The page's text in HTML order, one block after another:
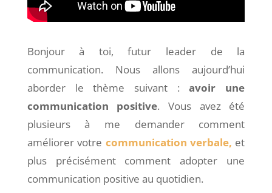
Bonjour à toi, futur leader de la
communication. Nous allons aujourd’hui
aborder le thème suivant : avoir une
communication positive. Vous avez été
plusieurs à me demander comment
améliorer votre communication verbale, et
plus précisément comment adopter une
communication positive au quotidien.